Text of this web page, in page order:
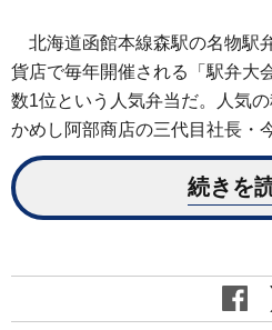
北海道函館本線森駅の名物駅
貨店で毎年開催される「駅弁大
数1位という人気弁当だ。人気
かめし阿部商店の三代目社長・
続きを